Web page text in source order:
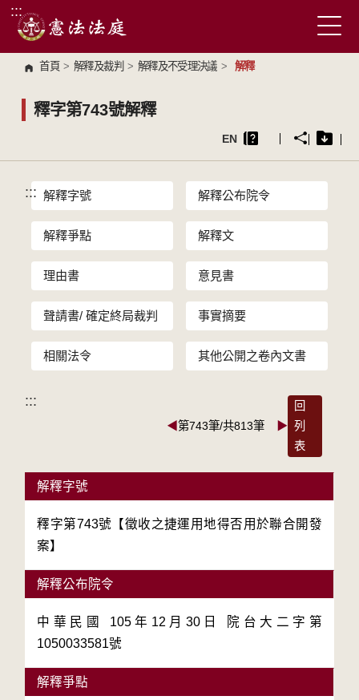
跳到主要內容區塊
:::
首頁 > 解釋及裁判 > 解釋及不受理決議 > 解釋
釋字第743號解釋
EN
::: 解釋字號 解釋公布院令
解釋爭點 解釋文
理由書 意見書
聲請書/ 確定終局裁判 事實摘要
相關法令 其他公開之卷內文書
:::
◀第743筆/共813筆 ▶
回
列
表
解釋字號
釋字第743號【徵收之捷運用地得否用於聯合開發
案】
解釋公布院令
中華民國 105年12月30日 院台大二字第
1050033581號
解釋爭點